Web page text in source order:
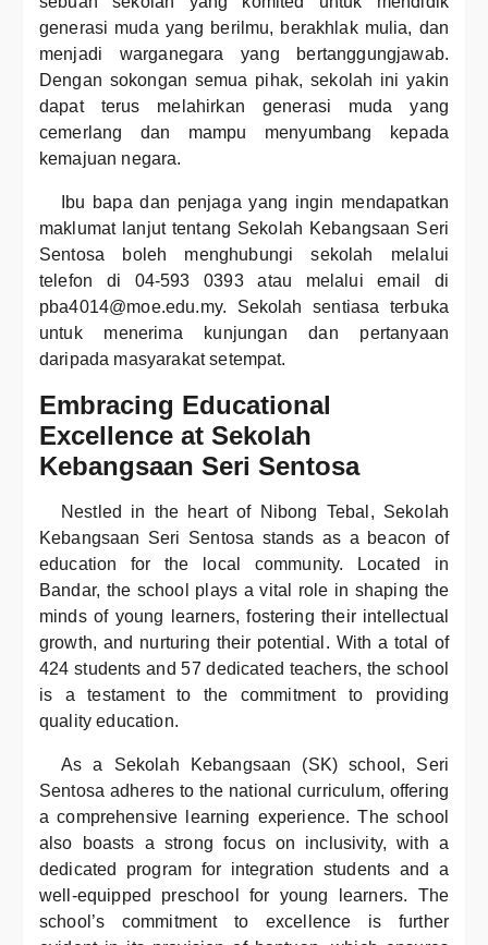
generasi muda yang berilmu, berakhlak mulia, dan
menjadi warganegara yang bertanggungjawab.
Dengan sokongan semua pihak, sekolah ini yakin
dapat terus melahirkan generasi muda yang
cemerlang dan mampu menyumbang kepada
kemajuan negara.
Ibu bapa dan penjaga yang ingin mendapatkan
maklumat lanjut tentang Sekolah Kebangsaan Seri
Sentosa boleh menghubungi sekolah melalui
telefon di 04-593 0393 atau melalui email di
pba4014@moe.edu.my. Sekolah sentiasa terbuka
untuk menerima kunjungan dan pertanyaan
daripada masyarakat setempat.
Embracing Educational
Excellence at Sekolah
Kebangsaan Seri Sentosa
Nestled in the heart of Nibong Tebal, Sekolah
Kebangsaan Seri Sentosa stands as a beacon of
education for the local community. Located in
Bandar, the school plays a vital role in shaping the
minds of young learners, fostering their intellectual
growth, and nurturing their potential. With a total of
424 students and 57 dedicated teachers, the school
is a testament to the commitment to providing
quality education.
As a Sekolah Kebangsaan (SK) school, Seri
Sentosa adheres to the national curriculum, offering
a comprehensive learning experience. The school
also boasts a strong focus on inclusivity, with a
dedicated program for integration students and a
well-equipped preschool for young learners. The
school’s commitment to excellence is further